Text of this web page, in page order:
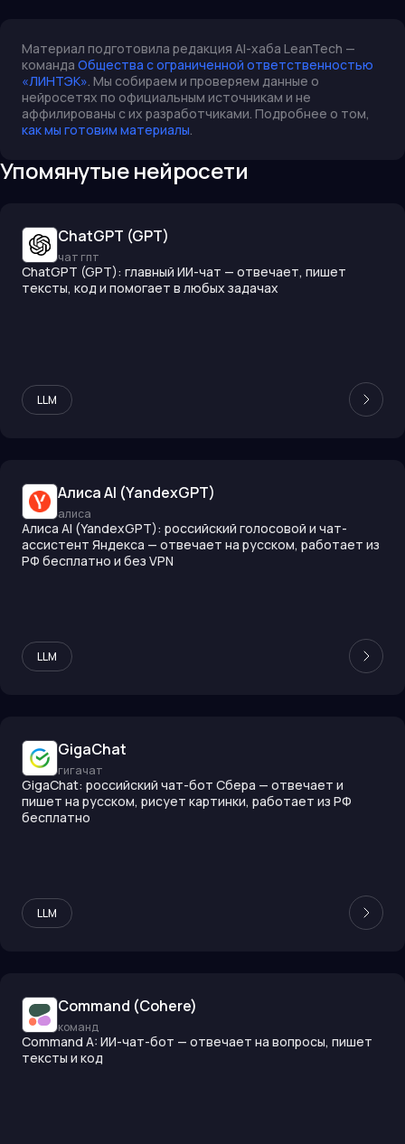
Материал подготовила редакция AI-хаба LeanTech —
команда Общества с ограниченной ответственностью
«ЛИНТЭК». Мы собираем и проверяем данные о
нейросетях по официальным источникам и не
аффилированы с их разработчиками. Подробнее о том,
как мы готовим материалы.
Упомянутые нейросети
ChatGPT (GPT)
чат гпт
ChatGPT (GPT): главный ИИ-чат — отвечает, пишет
тексты, код и помогает в любых задачах
LLM
Алиса AI (YandexGPT)
алиса
Алиса AI (YandexGPT): российский голосовой и чат-
ассистент Яндекса — отвечает на русском, работает из
РФ бесплатно и без VPN
LLM
GigaChat
гигачат
GigaChat: российский чат-бот Сбера — отвечает и
пишет на русском, рисует картинки, работает из РФ
бесплатно
LLM
Command (Cohere)
команд
Command A: ИИ-чат-бот — отвечает на вопросы, пишет
тексты и код